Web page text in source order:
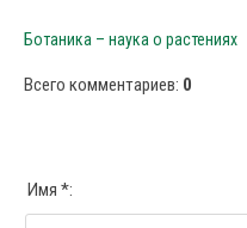
Ботаника – наука о растениях
Всего комментариев: 0
Имя *: